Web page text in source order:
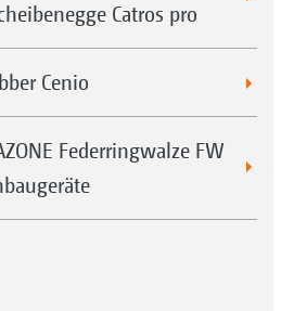
Catros pro
Cenio
Federringwalze FW